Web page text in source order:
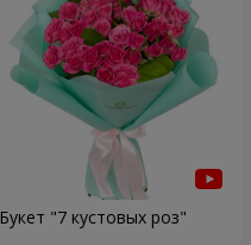
Букет "7 кустовых роз"